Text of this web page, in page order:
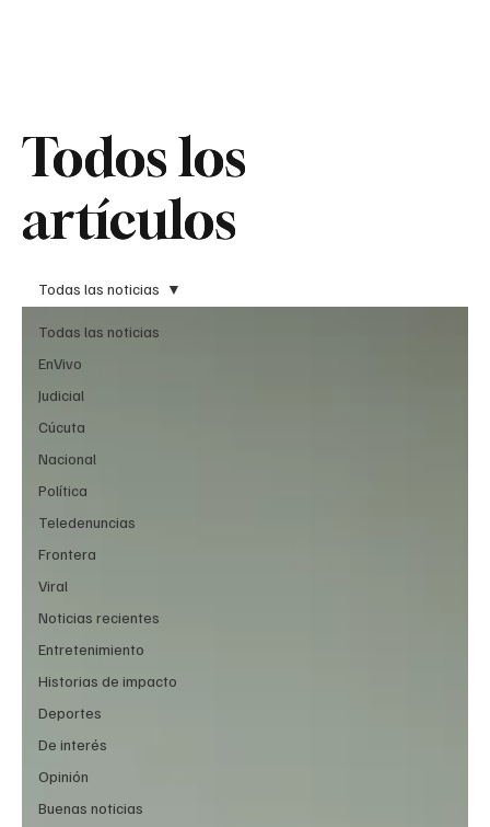
Todos los
artículos
Todos los
artículos
Todas las noticias
EnVivo
Judicial
Cúcuta
Nacional
Política
Teledenuncias
Frontera
Viral
Noticias recientes
Entretenimiento
Historias de impacto
Deportes
De interés
Opinión
Buenas noticias
Todas las noticias